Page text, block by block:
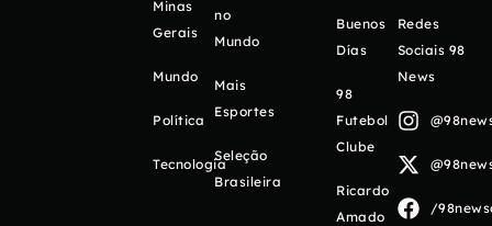
Minas
Gerais
Mundo
Política
Tecnologia
no
Mundo
Mais
Esportes
Seleção
Brasileira
Buenos
Días
98
Futebol
Clube
Ricardo
Amado
Redes
Sociais 98
News
/